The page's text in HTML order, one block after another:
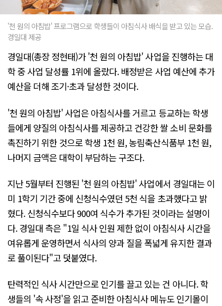
'천 원의 아침밥' 프로그램으로 학생들이 아침식사 배식을 받고 있는 모습.
경일대 제공
경일대(총장 정현태)가 '천 원의 아침밥' 사업을 진행하는 대
학 중 사업 달성률 1위에 올랐다. 배정받은 사업 예산에 추가
예산을 더해 조기·초과 달성한 것이다.
'천 원의 아침밥' 사업은 아침식사를 거르고 등교하는 학생
들에게 양질의 아침식사를 제공하고 건강한 쌀 소비 문화를
촉진하기 위한 것으로 학생 1천 원, 농림축산식품부 1천 원,
나머지 금액은 대학이 부담하는 구조다.
지난 5월부터 진행된 '천 원의 아침밥' 사업에서 경일대는 이
미 1학기 기간 중에 신청식수였던 5천 식을 초과했다고 밝
혔다. 신청식수보다 900여 식수가 추가된 것이라는 설명이
다. 경일대 측은 "1일 식사 인원 제한 없이 아침식사 시간을
여유롭게 운영하면서 식사의 양과 질을 폭넓게 유지한 결과
로 풀이된다"고 덧붙였다.
탄력적인 식사 시간만으로 인기를 끌고 있는 건 아니다. 학
생들의 '속 사정'을 읽고 준비한 아침식사 메뉴도 인기몰이